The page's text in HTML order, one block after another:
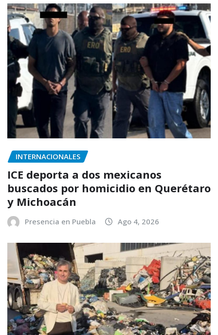
INTERNACIONALES
ICE deporta a dos mexicanos
buscados por homicidio en Querétaro
y Michoacán
Presencia en Puebla Ago 4, 2026